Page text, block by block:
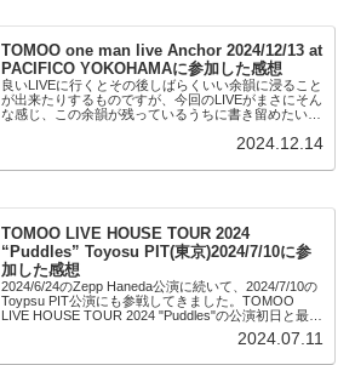
TOMOO one man live Anchor 2024/12/13 at
PACIFICO YOKOHAMAに参加した感想
良いLIVEに行くとその後しばらくいい余韻に浸ること
が出来たりするものですが、今回のLIVEがまさにそん
な感じ、この余韻が残っているうちに書き留めたいと
2024.12.14
TOMOO LIVE HOUSE TOUR 2024
“Puddles” Toyosu PIT(東京)2024/7/10に参
加した感想
2024/6/24のZepp Haneda公演に続いて、2024/7/10の
Toypsu PIT公演にも参戦してきました。TOMOO
LIVE HOUSE TOUR 2024 "Puddles"の公演初日と最終
2024.07.11